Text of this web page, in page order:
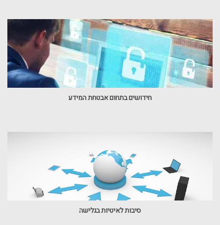
חידושים בתחום אבטחת המידע
סיבות לאיטיות בגלישה